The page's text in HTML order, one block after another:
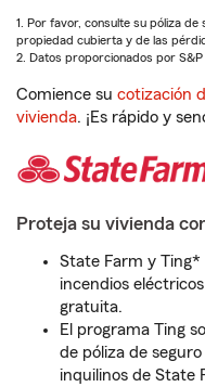
1. Por favor, consulte su póliza
propiedad cubierta y de las
2. Datos proporcionados por
Comience su cotización
vivienda. ¡Es rápido y
Proteja su vivienda
State Farm y
incendios
gratuita.
El programa Ting
de póliza de
inquilinos de State